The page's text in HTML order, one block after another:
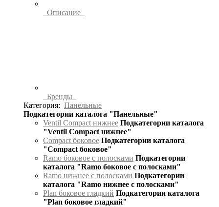
Описание
Бренды
Категория: Панельные
Подкатегории каталога "Панельные"
Ventil Compact нижнее Подкатегории каталога
"Ventil Compact нижнее"
Compact боковое Подкатегории каталога
"Compact боковое"
Ramo боковое с полосками Подкатегории
каталога "Ramo боковое с полосками"
Ramo нижнее с полосками Подкатегории
каталога "Ramo нижнее с полосками"
Plan боковое гладкий Подкатегории каталога
"Plan боковое гладкий"